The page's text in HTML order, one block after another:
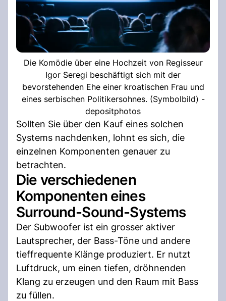
Die Komödie über eine Hochzeit von Regisseur
Igor Seregi beschäftigt sich mit der
bevorstehenden Ehe einer kroatischen Frau und
eines serbischen Politikersohnes. (Symbolbild) -
depositphotos
Sollten Sie über den Kauf eines solchen
Systems nachdenken, lohnt es sich, die
einzelnen Komponenten genauer zu
betrachten.
Die verschiedenen
Komponenten eines
Surround-Sound-Systems
Der Subwoofer ist ein grosser aktiver
Lautsprecher, der Bass-Töne und andere
tieffrequente Klänge produziert. Er nutzt
Luftdruck, um einen tiefen, dröhnenden
Klang zu erzeugen und den Raum mit Bass
zu füllen.